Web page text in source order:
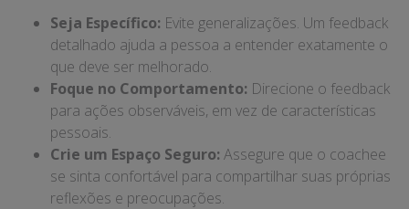
Seja Específico: Evite generalizações. Um feedback
detalhado ajuda a pessoa a entender exatamente o
que deve ser melhorado.
Foque no Comportamento: Direcione o feedback
para ações observáveis, em vez de características
pessoais.
Crie um Espaço Seguro: Assegure que o coachee
se sinta confortável para compartilhar suas próprias
reflexões e preocupações.